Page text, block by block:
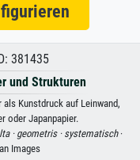
381435
und Strukturen
als Kunstdruck auf Leinwand,
oder Japanpapier.
· geometris · systematisch·
Images